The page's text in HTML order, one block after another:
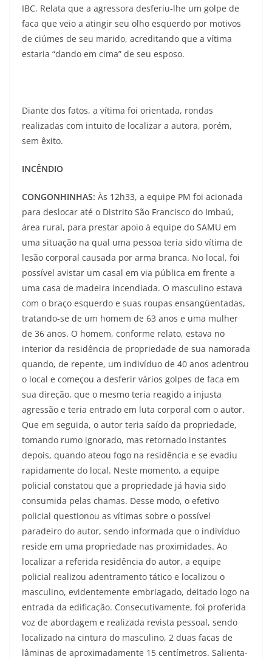
IBC. Relata que a agressora desferiu-lhe um golpe de
faca que veio a atingir seu olho esquerdo por motivos
de ciúmes de seu marido, acreditando que a vítima
estaria “dando em cima” de seu esposo.
Diante dos fatos, a vítima foi orientada, rondas
realizadas com intuito de localizar a autora, porém,
sem êxito.
INCÊNDIO
CONGONHINHAS: Às 12h33, a equipe PM foi acionada
para deslocar até o Distrito São Francisco do Imbaú,
área rural, para prestar apoio à equipe do SAMU em
uma situação na qual uma pessoa teria sido vítima de
lesão corporal causada por arma branca. No local, foi
possível avistar um casal em via pública em frente a
uma casa de madeira incendiada. O masculino estava
com o braço esquerdo e suas roupas ensangüentadas,
tratando-se de um homem de 63 anos e uma mulher
de 36 anos. O homem, conforme relato, estava no
interior da residência de propriedade de sua namorada
quando, de repente, um indivíduo de 40 anos adentrou
o local e começou a desferir vários golpes de faca em
sua direção, que o mesmo teria reagido a injusta
agressão e teria entrado em luta corporal com o autor.
Que em seguida, o autor teria saído da propriedade,
tomando rumo ignorado, mas retornado instantes
depois, quando ateou fogo na residência e se evadiu
rapidamente do local. Neste momento, a equipe
policial constatou que a propriedade já havia sido
consumida pelas chamas. Desse modo, o efetivo
policial questionou as vítimas sobre o possível
paradeiro do autor, sendo informada que o indivíduo
reside em uma propriedade nas proximidades. Ao
localizar a referida residência do autor, a equipe
policial realizou adentramento tático e localizou o
masculino, evidentemente embriagado, deitado logo na
entrada da edificação. Consecutivamente, foi proferida
voz de abordagem e realizada revista pessoal, sendo
localizado na cintura do masculino, 2 duas facas de
lâminas de aproximadamente 15 centímetros. Salienta-